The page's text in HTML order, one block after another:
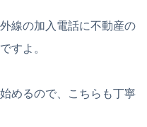
線の加入電話に不動産の
すよ。
めるので、こちらも丁寧